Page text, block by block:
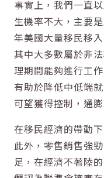
事實上，我們一直
生機率不大，主要
年美國大量移民移
其中大多數屬於非
理期間能夠進行工
有助於降低中低端
可望獲得控制，通
在移民經濟的帶動
此外，零售銷售強
足，在經濟不著陸